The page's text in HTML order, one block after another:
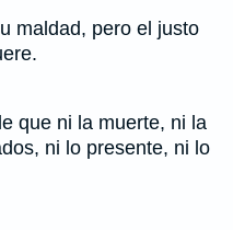
maldad, pero el justo
que ni la muerte, ni la
ni lo presente, ni lo